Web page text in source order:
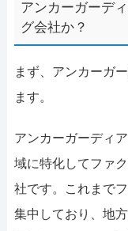
アンカーガーデ
グ会社か？
まず、アンカーガ
ます。
アンカーガーディ
域に特化してファ
社です。これまで
集中しており、地